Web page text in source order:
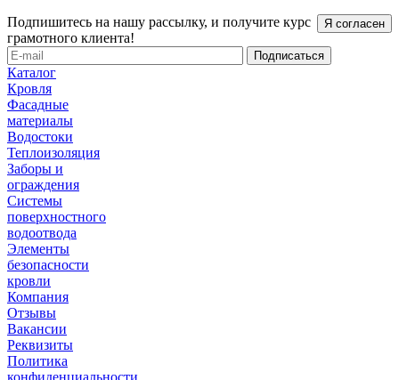
Я согласен
Подпишитесь на нашу рассылку, и получите курс
грамотного клиента!
Каталог
Кровля
Фасадные
материалы
Водостоки
Теплоизоляция
Заборы и
ограждения
Системы
поверхностного
водоотвода
Элементы
безопасности
кровли
Компания
Отзывы
Вакансии
Реквизиты
Политика
конфиденциальности